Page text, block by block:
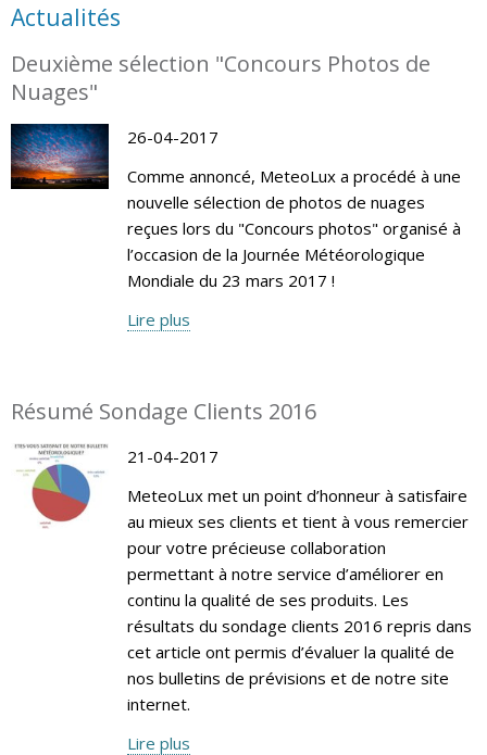
Actualités
Deuxième sélection "Concours Photos de
Nuages"
26-04-2017
Comme annoncé, MeteoLux a procédé à une
nouvelle sélection de photos de nuages
reçues lors du "Concours photos" organisé à
l’occasion de la Journée Météorologique
Mondiale du 23 mars 2017 !
Lire plus
Résumé Sondage Clients 2016
21-04-2017
MeteoLux met un point d’honneur à satisfaire
au mieux ses clients et tient à vous remercier
pour votre précieuse collaboration
permettant à notre service d’améliorer en
continu la qualité de ses produits. Les
résultats du sondage clients 2016 repris dans
cet article ont permis d’évaluer la qualité de
nos bulletins de prévisions et de notre site
internet.
Lire plus